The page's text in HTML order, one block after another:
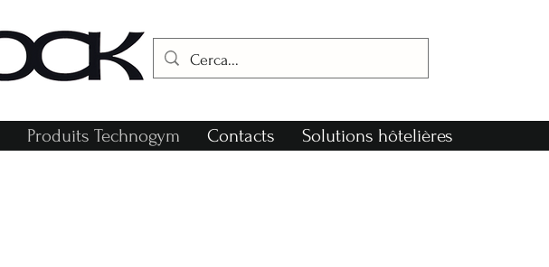
Produits Technogym Contacts Solutions hôtelières